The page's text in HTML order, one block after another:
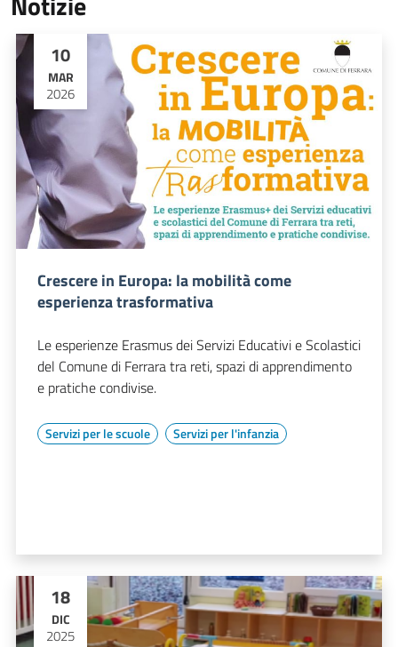
10
MAR
2026
Crescere in Europa: la mobilità come
esperienza trasformativa
Le esperienze Erasmus dei Servizi Educativi e Scolastici
del Comune di Ferrara tra reti, spazi di apprendimento
e pratiche condivise.
Servizi per le scuole Servizi per l'infanzia
18
DIC
2025